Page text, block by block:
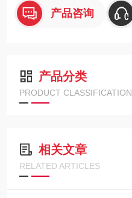
产品咨询
产品分类
PRODUCT CLASSIFICATION
相关文章
RELATED ARTICLES